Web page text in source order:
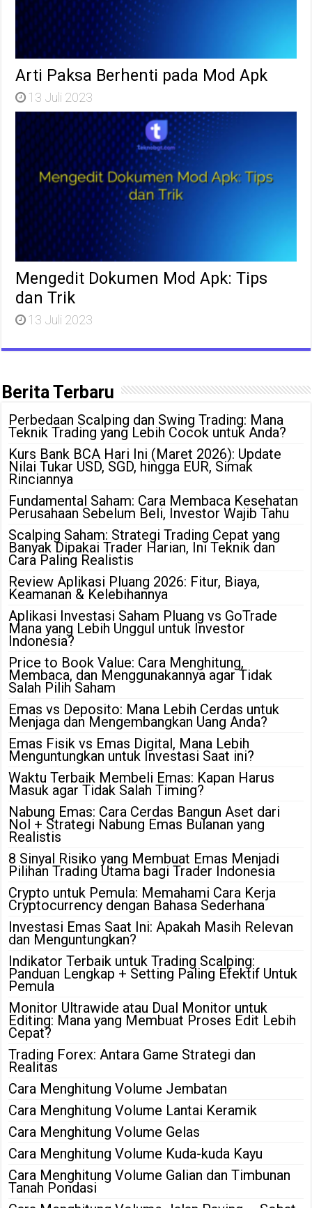
Arti Paksa Berhenti pada Mod Apk
13 Juli 2023
Mengedit Dokumen Mod Apk: Tips
dan Trik
13 Juli 2023
Berita Terbaru
Perbedaan Scalping dan Swing Trading: Mana
Teknik Trading yang Lebih Cocok untuk Anda?
Kurs Bank BCA Hari Ini (Maret 2026): Update
Nilai Tukar USD, SGD, hingga EUR, Simak
Rinciannya
Fundamental Saham: Cara Membaca Kesehatan
Perusahaan Sebelum Beli, Investor Wajib Tahu
Scalping Saham: Strategi Trading Cepat yang
Banyak Dipakai Trader Harian, Ini Teknik dan
Cara Paling Realistis
Review Aplikasi Pluang 2026: Fitur, Biaya,
Keamanan & Kelebihannya
Aplikasi Investasi Saham Pluang vs GoTrade
Mana yang Lebih Unggul untuk Investor
Indonesia?
Price to Book Value: Cara Menghitung,
Membaca, dan Menggunakannya agar Tidak
Salah Pilih Saham
Emas vs Deposito: Mana Lebih Cerdas untuk
Menjaga dan Mengembangkan Uang Anda?
Emas Fisik vs Emas Digital, Mana Lebih
Menguntungkan untuk Investasi Saat ini?
Waktu Terbaik Membeli Emas: Kapan Harus
Masuk agar Tidak Salah Timing?
Nabung Emas: Cara Cerdas Bangun Aset dari
Nol + Strategi Nabung Emas Bulanan yang
Realistis
8 Sinyal Risiko yang Membuat Emas Menjadi
Pilihan Trading Utama bagi Trader Indonesia
Crypto untuk Pemula: Memahami Cara Kerja
Cryptocurrency dengan Bahasa Sederhana
Investasi Emas Saat Ini: Apakah Masih Relevan
dan Menguntungkan?
Indikator Terbaik untuk Trading Scalping:
Panduan Lengkap + Setting Paling Efektif Untuk
Pemula
Monitor Ultrawide atau Dual Monitor untuk
Editing: Mana yang Membuat Proses Edit Lebih
Cepat?
Trading Forex: Antara Game Strategi dan
Realitas
Cara Menghitung Volume Jembatan
Cara Menghitung Volume Lantai Keramik
Cara Menghitung Volume Gelas
Cara Menghitung Volume Kuda-kuda Kayu
Cara Menghitung Volume Galian dan Timbunan
Tanah Pondasi